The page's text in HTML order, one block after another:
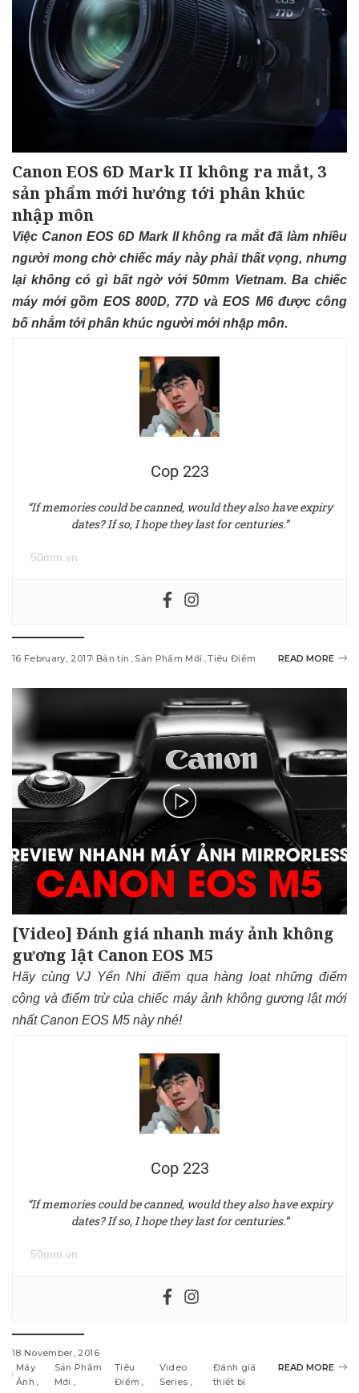
Canon EOS 6D Mark II không ra mắt, 3
sản phẩm mới hướng tới phân khúc
nhập môn
Việc Canon EOS 6D Mark II không ra mắt đã làm nhiều
người mong chờ chiếc máy này phải thất vọng, nhưng
lại không có gì bất ngờ với 50mm Vietnam. Ba chiếc
máy mới gồm EOS 800D, 77D và EOS M6 được công
bố nhắm tới phân khúc người mới nhập môn.
Cop 223
“If memories could be canned, would they also have expiry
dates? If so, I hope they last for centuries.”
50mm.vn
16 February, 2017 Bản tin Sản Phẩm Mới Tiêu Điểm READ MORE
[Video] Đánh giá nhanh máy ảnh không
gương lật Canon EOS M5
Hãy cùng VJ Yến Nhi điểm qua hàng loạt những điểm
cộng và điểm trừ của chiếc máy ảnh không gương lật mới
nhất Canon EOS M5 này nhé!
Cop 223
“If memories could be canned, would they also have expiry
dates? If so, I hope they last for centuries.”
50mm.vn
18 November, 2016
Máy
Ảnh
Sản Phẩm
Mới
Tiêu
Điểm
Video
Series
Đánh giá
thiết bị
READ MORE